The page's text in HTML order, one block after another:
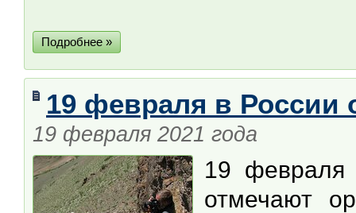
Подробнее »
19 февраля в России
19 февраля 2021 года
19 февраля
отмечают